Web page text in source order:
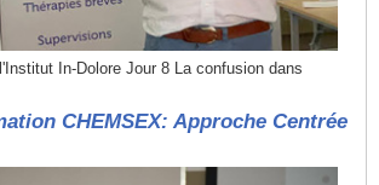
In-Dolore Jour 8 La confusion dans
CHEMSEX: Approche Centrée